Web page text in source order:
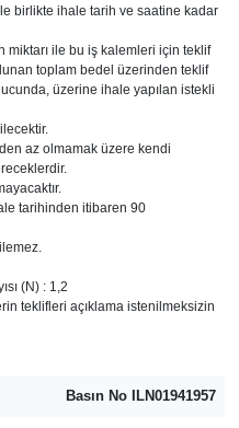
birlikte ihale tarih ve saatine kadar
ile bu iş kalemleri için teklif
toplam bedel üzerinden teklif
üzerine ihale yapılan istekli
az olmamak üzere kendi
tarihinden itibaren 90
(N) : 1,2
teklifleri açıklama istenilmeksizin
Basın No ILN01941957